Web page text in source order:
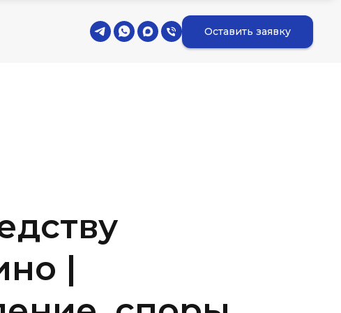
Оставить заявку
|